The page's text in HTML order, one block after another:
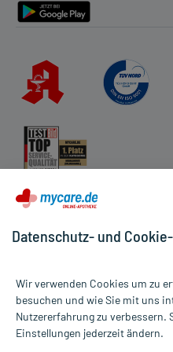
Alle Preise gelten inkl. MwSt.,
Informationen auf dieser
Datenschutz- und
Wir verwenden Cookies um zu
besuchen und wie Sie mit uns
Nutzererfahrung zu verbessern.
Einstellungen jederzeit ändern.